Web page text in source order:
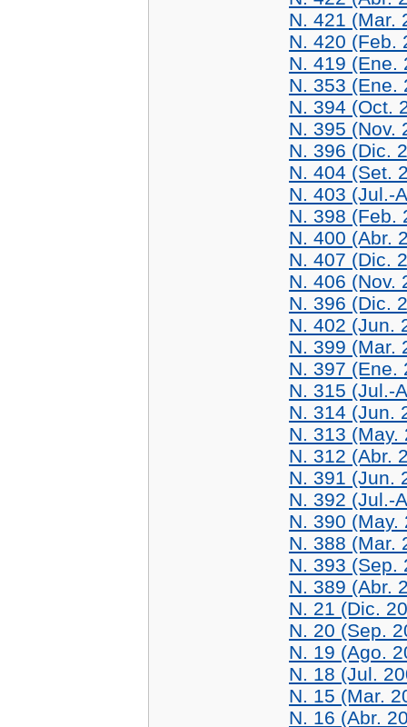
N. 421 (Mar.
N. 420 (Feb.
N. 419 (Ene.
N. 353 (Ene.
N. 394 (Oct.
N. 395 (Nov.
N. 396 (Dic.
N. 404 (Set.
N. 403 (Jul.-
N. 398 (Feb.
N. 400 (Abr.
N. 407 (Dic.
N. 406 (Nov.
N. 396 (Dic.
N. 402 (Jun.
N. 399 (Mar.
N. 397 (Ene.
N. 315 (Jul.-
N. 314 (Jun.
N. 313 (May.
N. 312 (Abr.
N. 391 (Jun.
N. 392 (Jul.-
N. 390 (May.
N. 388 (Mar.
N. 393 (Sep.
N. 389 (Abr.
N. 21 (Dic.
N. 20 (Sep.
N. 19 (Ago.
N. 18 (Jul.
N. 15 (Mar.
N. 16 (Abr.